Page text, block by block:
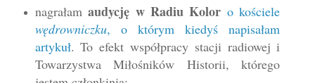
nagrałamaudycję w Radiu Kolor o kościele
wędrowniczku, o którym kiedyś napisałam
artykuł. To efekt współpracy stacji radiowej i
Towarzystwa Miłośników Historii, którego